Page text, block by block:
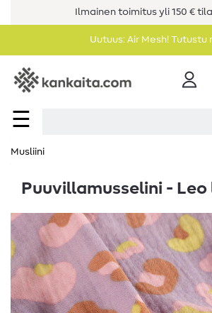
Ilmainen toimitus yli 150 €
Uutuus: Air Mesh! Tutustu
☰
Musliini
Puuvillamusselini - Leo